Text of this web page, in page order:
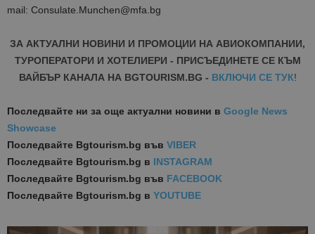
mail: Consulate.Munchen@mfa.bg
ЗА АКТУАЛНИ НОВИНИ И ПРОМОЦИИ НА АВИОКОМПАНИИ,
ТУРОПЕРАТОРИ И ХОТЕЛИЕРИ - ПРИСЪЕДИНЕТЕ СЕ КЪМ
ВАЙБЪР КАНАЛА НА BGTOURISM.BG - ВКЛЮЧИ СЕ ТУК!
Последвайте ни за още актуални новини в Google News
Showcase
Последвайте Bgtourism.bg във VIBER
Последвайте Bgtourism.bg в INSTAGRAM
Последвайте Bgtourism.bg във FACEBOOK
Последвайте Bgtourism.bg в YOUTUBE